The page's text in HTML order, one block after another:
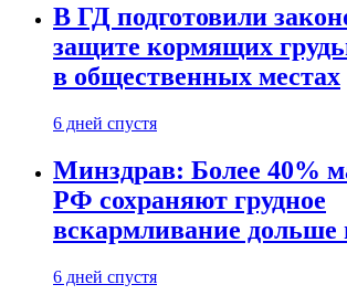
В ГД подготовили
защите кормящих
в общественных местах
6 дней спустя
Минздрав: Более 40%
РФ сохраняют грудное
вскармливание дольше
6 дней спустя